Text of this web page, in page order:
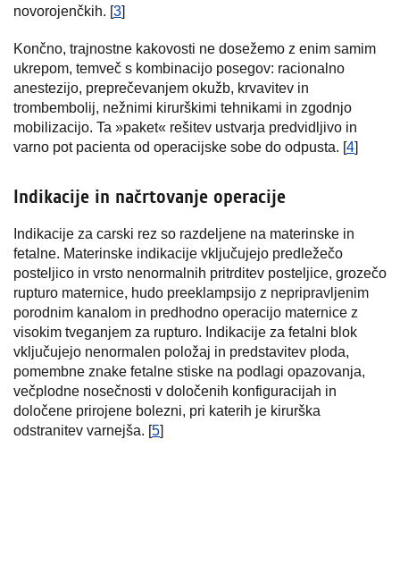
novorojenčkih. [3]
Končno, trajnostne kakovosti ne dosežemo z enim samim
ukrepom, temveč s kombinacijo posegov: racionalno
anestezijo, preprečevanjem okužb, krvavitev in
trombembolij, nežnimi kirurškimi tehnikami in zgodnjo
mobilizacijo. Ta »paket« rešitev ustvarja predvidljivo in
varno pot pacienta od operacijske sobe do odpusta. [4]
Indikacije in načrtovanje operacije
Indikacije za carski rez so razdeljene na materinske in
fetalne. Materinske indikacije vključujejo predležečo
posteljico in vrsto nenormalnih pritrditev posteljice, grozečo
rupturo maternice, hudo preeklampsijo z nepripravljenim
porodnim kanalom in predhodno operacijo maternice z
visokim tveganjem za rupturo. Indikacije za fetalni blok
vključujejo nenormalen položaj in predstavitev ploda,
pomembne znake fetalne stiske na podlagi opazovanja,
večplodne nosečnosti v določenih konfiguracijah in
določene prirojene bolezni, pri katerih je kirurška
odstranitev varnejša. [5]